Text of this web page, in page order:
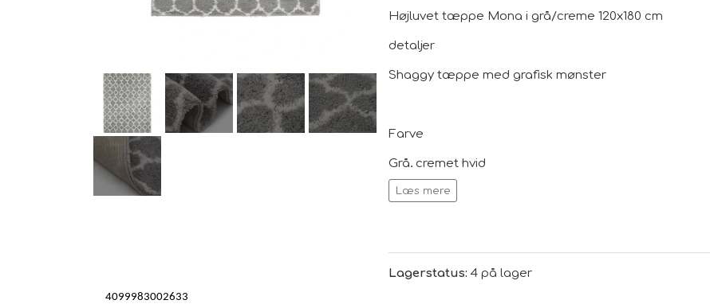
Barnevogne klapvogne og diverse
Kontor og administration Hus og dekoration
lys og pærer
Sport - Outdoor - Street
Højluvet tæppe Mona i grå/creme 120x180 cm
detaljer
Shaggy tæppe med grafisk mønster
Farve
Grå, cremet hvid
B 120 cm, L 180 cm
Læs mere
Lagerstatus: 4 på lager
4099983002633